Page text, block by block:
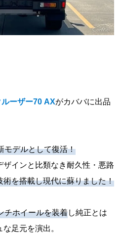
ーザー70 AXがカババに出品
モデルとして復活！
インと比類なき耐久性・悪路
術を搭載し現代に蘇りました！
チホイールを装着し純正とは
足元を演出。